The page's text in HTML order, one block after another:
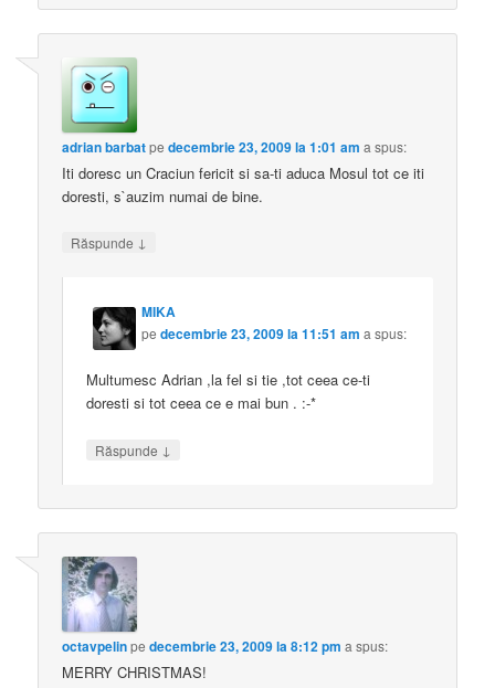
adrian barbatpedecembrie 23, 2009 la 1:01 am a spus:
Iti doresc un Craciun fericit si sa-ti aduca Mosul tot ce iti
doresti, s`auzim numai de bine.
Răspunde ↓
MIKA
pedecembrie 23, 2009 la 11:51 am a spus:
Multumesc Adrian ,la fel si tie ,tot ceea ce-ti
doresti si tot ceea ce e mai bun . :-*
Răspunde ↓
octavpelinpedecembrie 23, 2009 la 8:12 pm a spus:
MERRY CHRISTMAS!